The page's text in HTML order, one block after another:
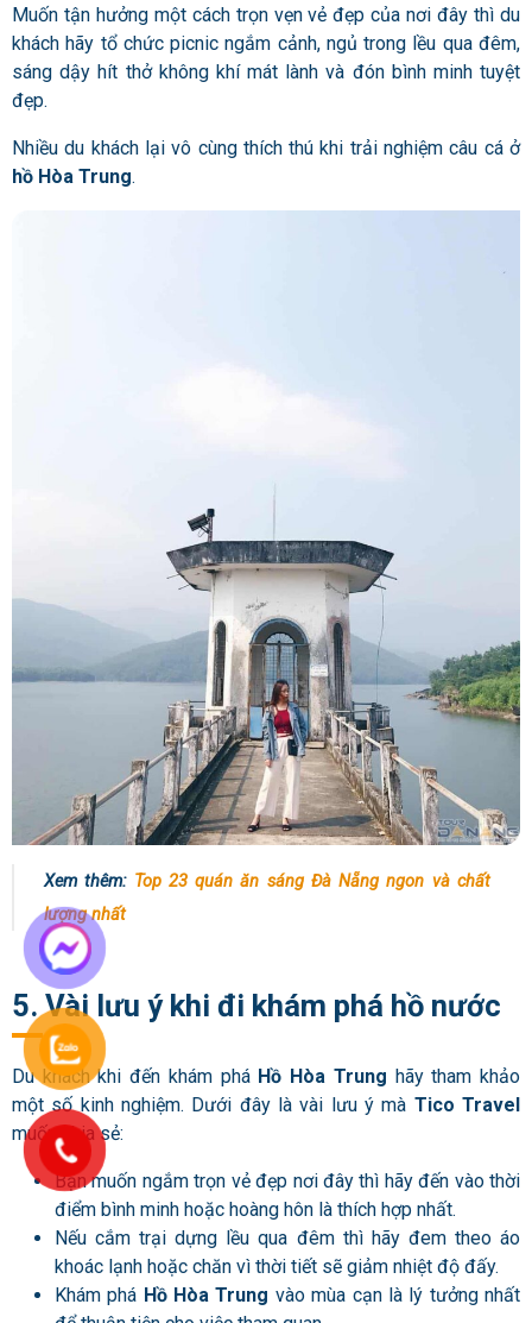
Muốn tận hưởng một cách trọn vẹn vẻ đẹp của nơi đây thì du
khách hãy tổ chức picnic ngắm cảnh, ngủ trong lều qua đêm,
sáng dậy hít thở không khí mát lành và đón bình minh tuyệt
đẹp.
Nhiều du khách lại vô cùng thích thú khi trải nghiệm câu cá ở
hồ Hòa Trung.
Xem thêm: Top 23 quán ăn sáng Đà Nẵng ngon và chất
lượng nhất
5. Vài lưu ý khi đi khám phá hồ nước
Du khách khi đến khám phá Hồ Hòa Trung hãy tham khảo
một số kinh nghiệm. Dưới đây là vài lưu ý mà Tico Travel
muốn chia sẻ:
Bạn muốn ngắm trọn vẻ đẹp nơi đây thì hãy đến vào thời
điểm bình minh hoặc hoàng hôn là thích hợp nhất.
Nếu cắm trại dựng lều qua đêm thì hãy đem theo áo
khoác lạnh hoặc chăn vì thời tiết sẽ giảm nhiệt độ đấy.
Khám phá Hồ Hòa Trung vào mùa cạn là lý tưởng nhất